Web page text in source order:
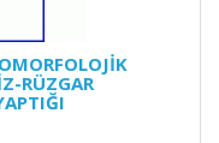
RÜZGAR